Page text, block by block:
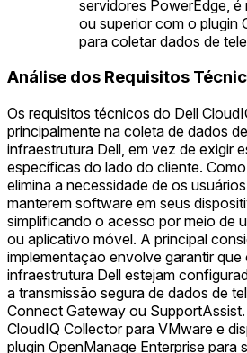
servidores PowerEdge,
ou superior com o plugin
para coletar dados de
Análise dos Requisitos
Os requisitos técnicos do Dell
principalmente na coleta de dados
infraestrutura Dell, em vez de exigir
específicas do lado do cliente.
elimina a necessidade de os
manterem software em seus
simplificando o acesso por meio de
ou aplicativo móvel. A principal
implementação envolve garantir
infraestrutura Dell estejam
a transmissão segura de dados de
Connect Gateway ou
CloudIQ Collector para VMware e
plugin OpenManage Enterprise para